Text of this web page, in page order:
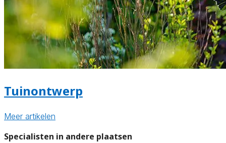
Tuinontwerp
Meer artikelen
Specialisten in andere plaatsen